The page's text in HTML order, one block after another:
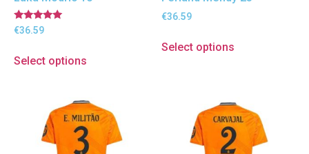
Ocenjeno
5.00
€36.59
Select options
€36.59
Select options